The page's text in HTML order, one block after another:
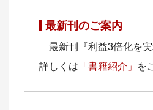
最新刊のご案内
最新刊『利益3倍化を
詳しくは 「書籍紹介」 を